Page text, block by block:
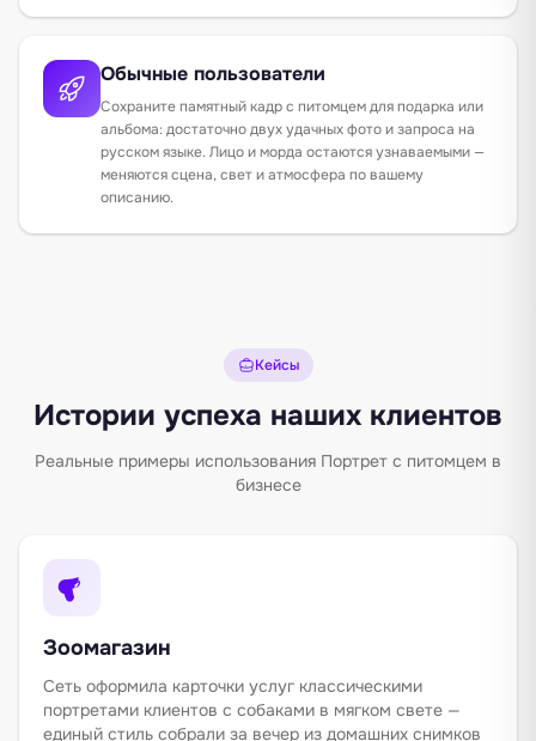
Обычные пользователи
Сохраните памятный кадр с питомцем для подарка или
альбома: достаточно двух удачных фото и запроса на
русском языке. Лицо и морда остаются узнаваемыми —
меняются сцена, свет и атмосфера по вашему
описанию.
Кейсы
Истории успеха наших клиентов
Реальные примеры использования Портрет с питомцем в
бизнесе
Зоомагазин
Сеть оформила карточки услуг классическими
портретами клиентов с собаками в мягком свете —
единый стиль собрали за вечер из домашних снимков